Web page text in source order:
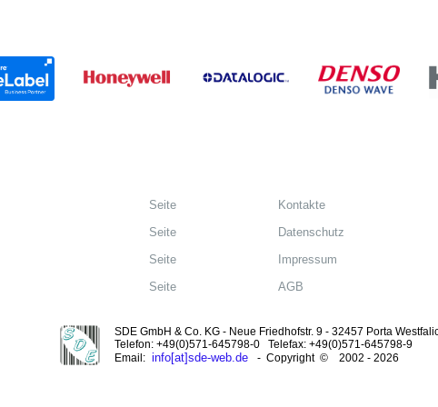
Seite
Seite
Seite
Seite
Kontakte
Datenschutz
Impressum
AGB
SDE GmbH & Co. KG - Neue Friedhofstr. 9 - 32457 Porta
Telefon: +49(0)571-645798-0 Telefax: +49(0)571-645798-9
Email: info[at]sde-web.de - Copyright © 2002 - 2026